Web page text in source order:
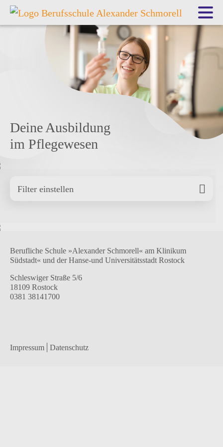
Deine Ausbildung
im Pflegewesen
Filter einstellen
Berufliche Schule »Alexander Schmorell« am Klinikum
Südstadt« und der Hanse-und Universitätsstadt Rostock
Schleswiger Straße 5/6
18109 Rostock
0381 38141700
Impressum Datenschutz